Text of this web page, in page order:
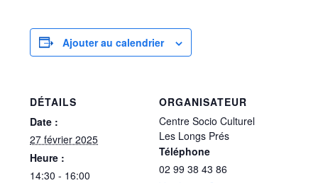
Ajouter au calendrier
DÉTAILS
Date :
27 février 2025
Heure :
14:30 - 16:00
ORGANISATEUR
Centre Socio Culturel
Les Longs Prés
Téléphone
02 99 38 43 86